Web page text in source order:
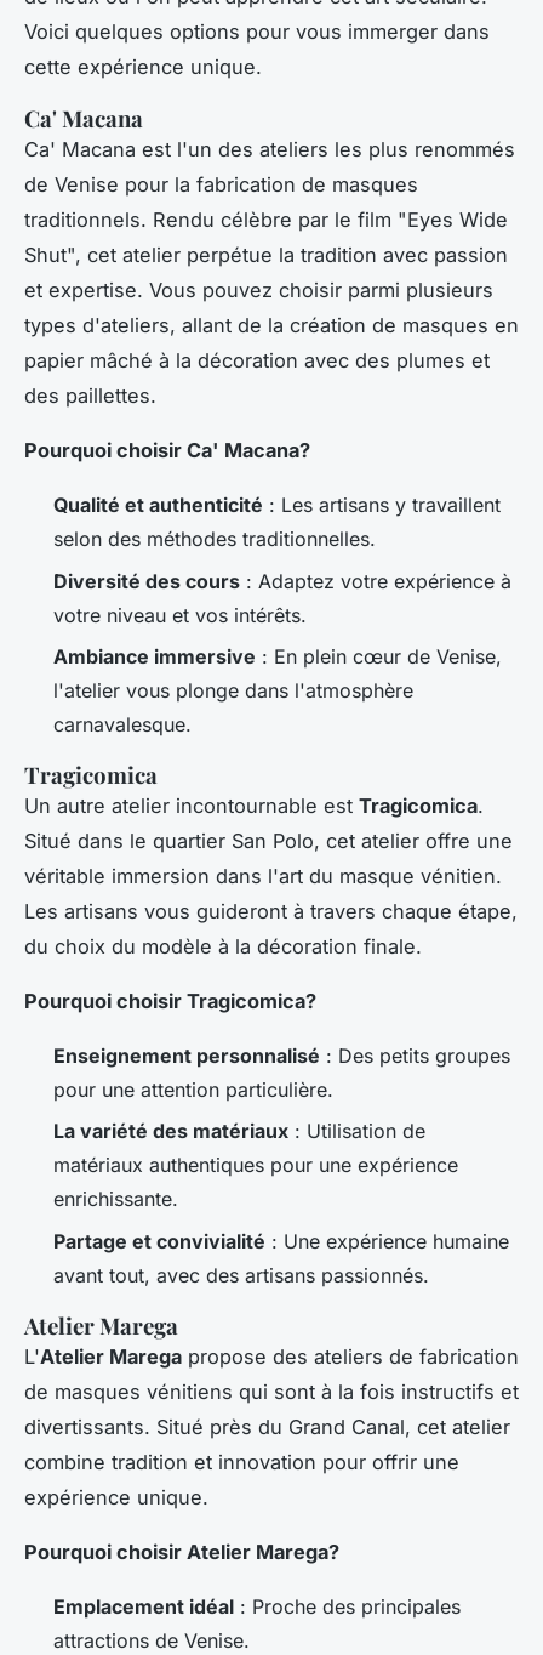
Voici quelques options pour vous immerger dans
cette expérience unique.
Ca' Macana
Ca' Macana est l'un des ateliers les plus renommés
de Venise pour la fabrication de masques
traditionnels. Rendu célèbre par le film "Eyes Wide
Shut", cet atelier perpétue la tradition avec passion
et expertise. Vous pouvez choisir parmi plusieurs
types d'ateliers, allant de la création de masques en
papier mâché à la décoration avec des plumes et
des paillettes.
Pourquoi choisir Ca' Macana?
Qualité et authenticité : Les artisans y travaillent
selon des méthodes traditionnelles.
Diversité des cours : Adaptez votre expérience à
votre niveau et vos intérêts.
Ambiance immersive : En plein cœur de Venise,
l'atelier vous plonge dans l'atmosphère
carnavalesque.
Tragicomica
Un autre atelier incontournable est Tragicomica.
Situé dans le quartier San Polo, cet atelier offre une
véritable immersion dans l'art du masque vénitien.
Les artisans vous guideront à travers chaque étape,
du choix du modèle à la décoration finale.
Pourquoi choisir Tragicomica?
Enseignement personnalisé : Des petits groupes
pour une attention particulière.
La variété des matériaux : Utilisation de
matériaux authentiques pour une expérience
enrichissante.
Partage et convivialité : Une expérience humaine
avant tout, avec des artisans passionnés.
Atelier Marega
L'Atelier Marega propose des ateliers de fabrication
de masques vénitiens qui sont à la fois instructifs et
divertissants. Situé près du Grand Canal, cet atelier
combine tradition et innovation pour offrir une
expérience unique.
Pourquoi choisir Atelier Marega?
Emplacement idéal : Proche des principales
attractions de Venise.